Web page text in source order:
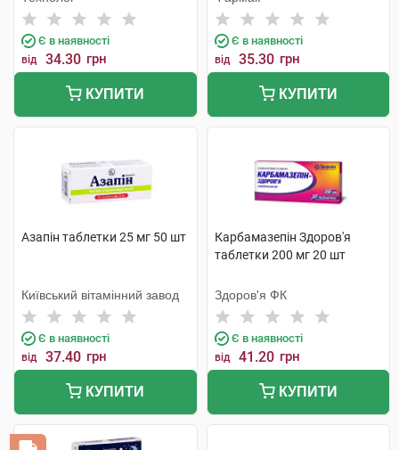
Є в наявності
від 34.30 грн
КУПИТИ
Є в наявності
від 35.30 грн
КУПИТИ
Азапін таблетки 25 мг 50 шт
Київський вітамінний завод
Є в наявності
від 37.40 грн
КУПИТИ
Карбамазепін Здоров'я
таблетки 200 мг 20 шт
Здоров'я ФК
Є в наявності
від 41.20 грн
КУПИТИ